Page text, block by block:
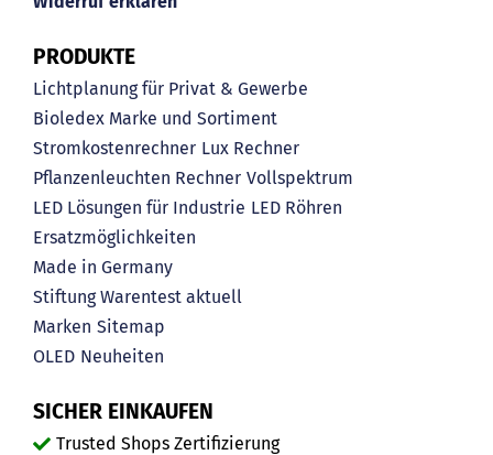
PRODUKTE
Lichtplanung für Privat & Gewerbe
Bioledex Marke und Sortiment
Stromkostenrechner Lux Rechner
Pflanzenleuchten Rechner Vollspektrum
LED Lösungen für Industrie LED Röhren
Ersatzmöglichkeiten
Made in Germany
Stiftung Warentest aktuell
Marken Sitemap
OLED Neuheiten
SICHER EINKAUFEN
Trusted Shops Zertifizierung